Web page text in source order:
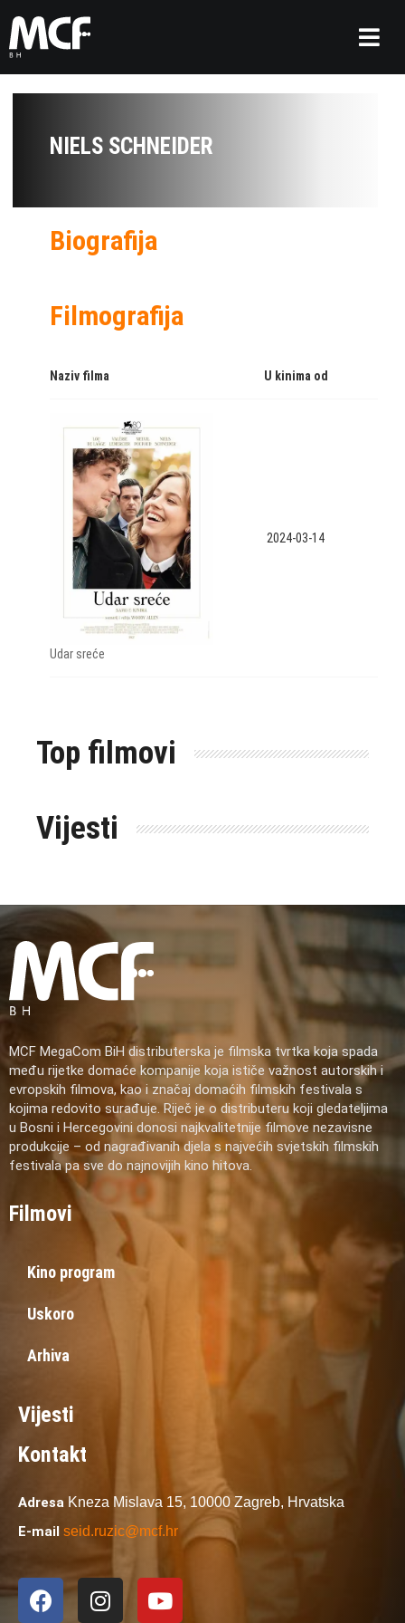
NIELS SCHNEIDER
Biografija
Filmografija
Naziv filma U kinima od
Udar sreće
2024-03-14
Top filmovi
Vijesti
MCF MegaCom BiH distributerska je filmska tvrtka koja spada
među rijetke domaće kompanije koja ističe važnost autorskih i
evropskih filmova, kao i značaj domaćih filmskih festivala s
kojima redovito surađuje. Riječ je o distributeru koji gledateljima
u Bosni i Hercegovini donosi najkvalitetnije filmove nezavisne
produkcije – od nagrađivanih djela s najvećih svjetskih filmskih
festivala pa sve do najnovijih kino hitova.
Filmovi
Kino program
Uskoro
Arhiva
Vijesti
Kontakt
Adresa Kneza Mislava 15, 10000 Zagreb, Hrvatska
E-mail seid.ruzic@mcf.hr